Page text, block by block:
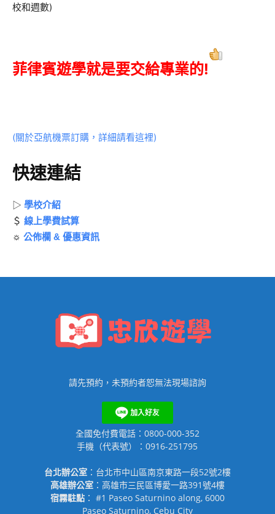
校和週數)
菲律賓遊學就是要交給專業的!
(關於亞航機票訂購，詳細請看這裡)
快速連結
▷ 學校介紹
＄ 線上學費試算
☼ 公佈欄 & 優惠資訊
請先預約，未預約者恕無法現場諮詢
全國免付費電話：0800-000-352
手機（代表號）：0916-251795
台北辦公室：台北市中山區南京東路一段52號2樓
高雄辦公室：高雄市三民區博愛一路391號4樓
宿霧駐點： #1 Paseo Saturnino along, 6000
Paseo Saturnino, Cebu City